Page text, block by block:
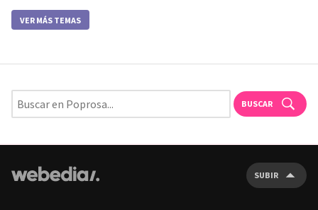
VER MÁS TEMAS
BUSCAR
SUBIR